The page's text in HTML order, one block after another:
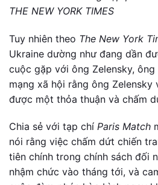
THE NEW YORK TIMES
Tuy nhiên theo The New York
Ukraine dường như đang dần
cuộc gặp với ông Zelensky,
mạng xã hội rằng ông Zelensky
được một thỏa thuận và chấm
Chia sẻ với tạp chí Paris Match
nói rằng việc chấm dứt chiến
tiên chính trong chính sách đối
nhậm chức vào tháng tới, và